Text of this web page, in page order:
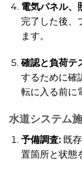
電気パネル、
完了した後、
ます。
確認と負荷テ
するために確
転に入る前に
水道システム
予備調査:既存
置箇所と状態